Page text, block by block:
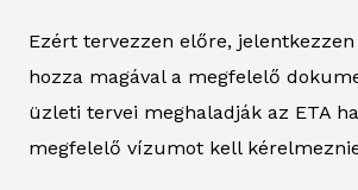
Ezért tervezzen előre, jelentkezzen
hozza magával a megfelelő
üzleti tervei meghaladják az ETA
megfelelő vízumot kell